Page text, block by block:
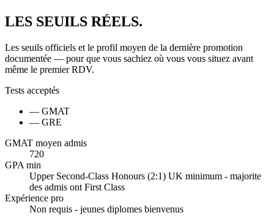
LES SEUILS RÉELS.
Les seuils officiels et le profil moyen de la dernière promotion
documentée — pour que vous sachiez où vous vous situez avant
même le premier RDV.
Tests acceptés
— GMAT
— GRE
GMAT moyen admis
720
GPA min
Upper Second-Class Honours (2:1) UK minimum - majorite
des admis ont First Class
Expérience pro
Non requis - jeunes diplomes bienvenus